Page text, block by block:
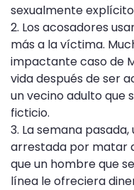
sexualmente
2. Los acosadores
más a la víctima.
impactante caso de
vida después de ser
un vecino adulto que
ficticio.
3. La semana
arrestada por matar
que un hombre que
línea le ofreciera